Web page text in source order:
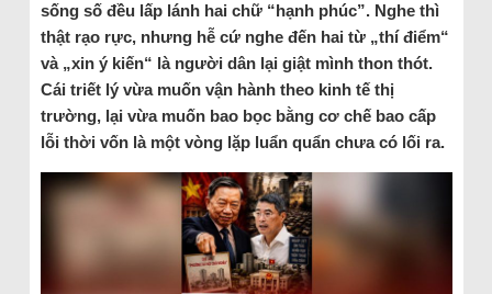
sống số đều lấp lánh hai chữ “hạnh phúc”. Nghe thì
thật rạo rực, nhưng hễ cứ nghe đến hai từ „thí điểm“
và „xin ý kiến“ là người dân lại giật mình thon thót.
Cái triết lý vừa muốn vận hành theo kinh tế thị
trường, lại vừa muốn bao bọc bằng cơ chế bao cấp
lỗi thời vốn là một vòng lặp luẩn quẩn chưa có lối ra.